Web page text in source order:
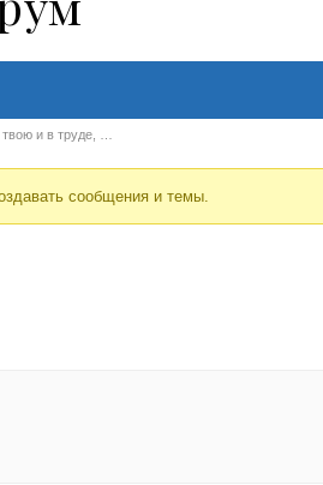
и в труде, …
сообщения и темы.